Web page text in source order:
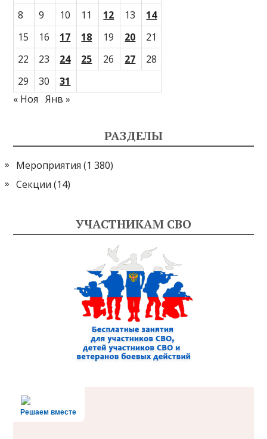
8
9 10 11 12 13
14
15
16 17 18 19 20
21
22
23 24 25 26 27
28
29
30
31
« Ноя
Янв »
РАЗДЕЛЫ
Мероприятия (1 380)
Секции (14)
УЧАСТНИКАМ СВО
Решаем вместе